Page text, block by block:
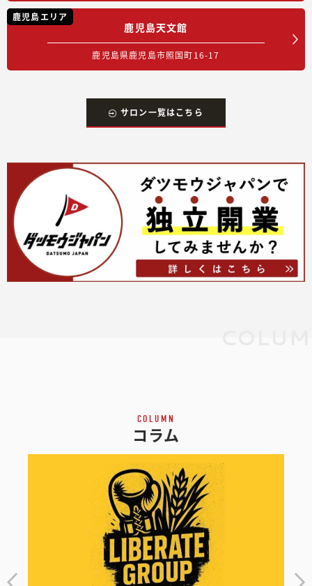
鹿児島エリア
鹿児島天文館
鹿児島県鹿児島市照国町16-17
サロン一覧はこちら
COLUMN
コラム